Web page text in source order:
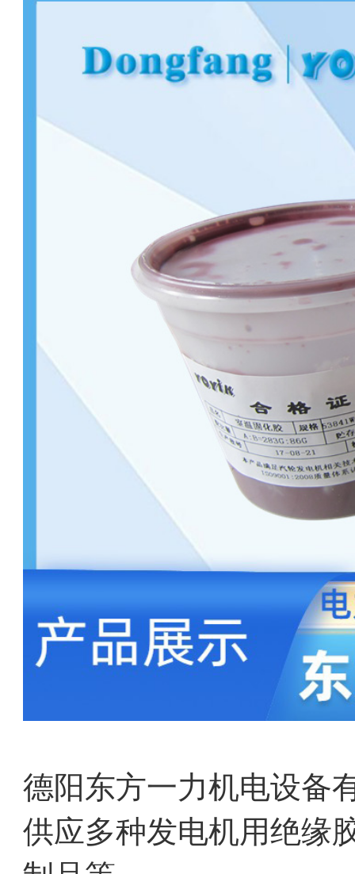
德阳东方一力机电设备
供应多种发电机用绝缘